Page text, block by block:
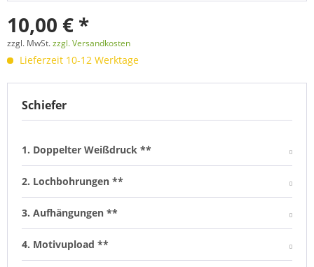
10,00 € *
zzgl. MwSt.zzgl. Versandkosten
Lieferzeit 10-12 Werktage
Schiefer
1. Doppelter Weißdruck **
2. Lochbohrungen **
3. Aufhängungen **
4. Motivupload **